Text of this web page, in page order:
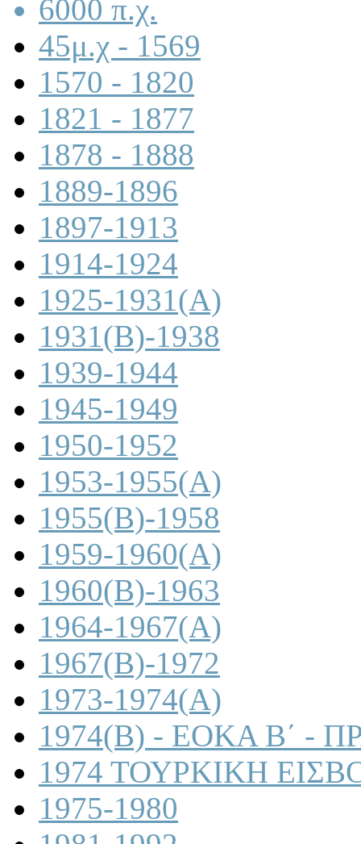
6000 π.χ.
45μ.χ - 1569
1570 - 1820
1821 - 1877
1878 - 1888
1889-1896
1897-1913
1914-1924
1925-1931(A)
1931(B)-1938
1939-1944
1945-1949
1950-1952
1953-1955(A)
1955(B)-1958
1959-1960(A)
1960(B)-1963
1964-1967(A)
1967(B)-1972
1973-1974(A)
1974(B) - ΕΟΚΑ Β΄ -
1974 ΤΟΥΡΚΙΚΗ
1975-1980